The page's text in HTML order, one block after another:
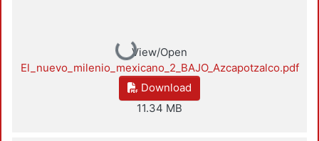
Loading...
View/Open
El_nuevo_milenio_mexicano_2_BAJO_Azcapotzalco.pdf
Download
11.34 MB